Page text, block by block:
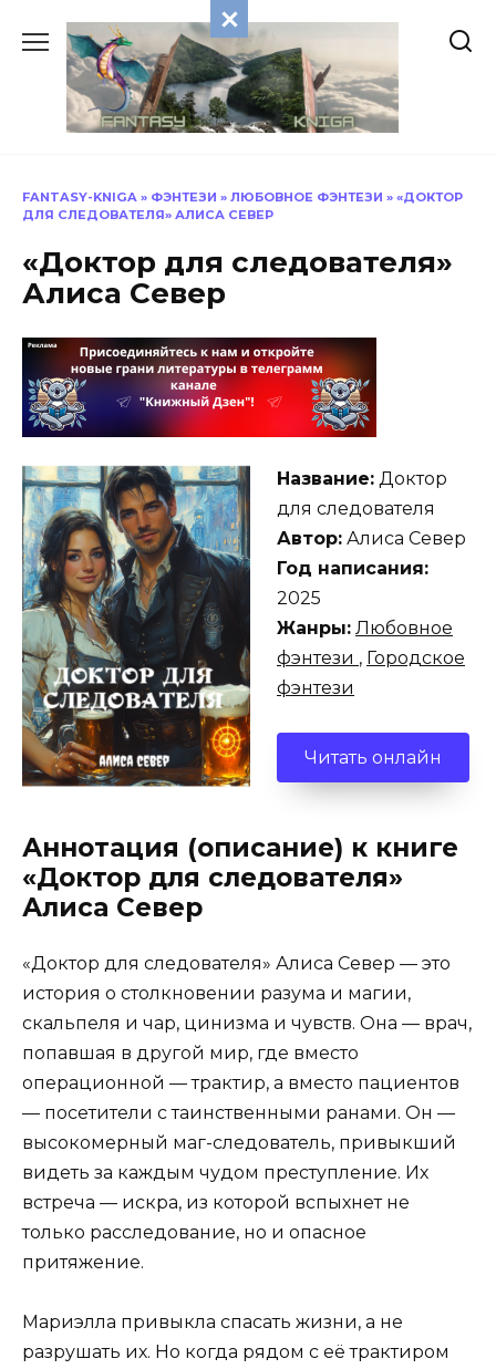
содержанию
FANTASY-KNIGA » ФЭНТЕЗИ » ЛЮБОВНОЕ ФЭНТЕЗИ » «ДОКТОР
ДЛЯ СЛЕДОВАТЕЛЯ» АЛИСА СЕВЕР
«Доктор для следователя»
Алиса Север
Название: Доктор
для следователя
Автор: Алиса Север
Год написания:
2025
Жанры: Любовное
фэнтези , Городское
фэнтези
Читать онлайн
Аннотация (описание) к книге
«Доктор для следователя»
Алиса Север
«Доктор для следователя» Алиса Север — это
история о столкновении разума и магии,
скальпеля и чар, цинизма и чувств. Она — врач,
попавшая в другой мир, где вместо
операционной — трактир, а вместо пациентов
— посетители с таинственными ранами. Он —
высокомерный маг-следователь, привыкший
видеть за каждым чудом преступление. Их
встреча — искра, из которой вспыхнет не
только расследование, но и опасное
притяжение.
Мариэлла привыкла спасать жизни, а не
разрушать их. Но когда рядом с её трактиром